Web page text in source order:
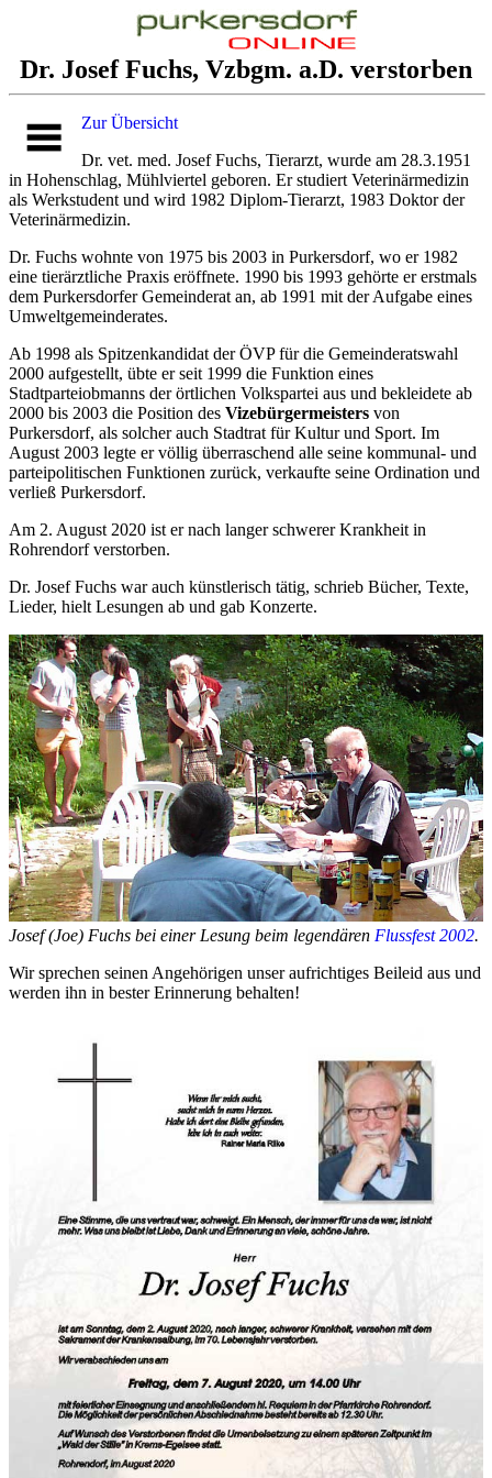
Dr. Josef Fuchs, Vzbgm. a.D. verstorben
Zur Übersicht
Dr. vet. med. Josef Fuchs, Tierarzt, wurde am 28.3.1951
in Hohenschlag, Mühlviertel geboren. Er studiert Veterinärmedizin
als Werkstudent und wird 1982 Diplom-Tierarzt, 1983 Doktor der
Veterinärmedizin.
Dr. Fuchs wohnte von 1975 bis 2003 in Purkersdorf, wo er 1982
eine tierärztliche Praxis eröffnete. 1990 bis 1993 gehörte er erstmals
dem Purkersdorfer Gemeinderat an, ab 1991 mit der Aufgabe eines
Umweltgemeinderates.
Ab 1998 als Spitzenkandidat der ÖVP für die Gemeinderatswahl
2000 aufgestellt, übte er seit 1999 die Funktion eines
Stadtparteiobmanns der örtlichen Volkspartei aus und bekleidete ab
2000 bis 2003 die Position des Vizebürgermeisters von
Purkersdorf, als solcher auch Stadtrat für Kultur und Sport. Im
August 2003 legte er völlig überraschend alle seine kommunal- und
parteipolitischen Funktionen zurück, verkaufte seine Ordination und
verließ Purkersdorf.
Am 2. August 2020 ist er nach langer schwerer Krankheit in
Rohrendorf verstorben.
Dr. Josef Fuchs war auch künstlerisch tätig, schrieb Bücher, Texte,
Lieder, hielt Lesungen ab und gab Konzerte.
Josef (Joe) Fuchs bei einer Lesung beim legendären Flussfest 2002.
Wir sprechen seinen Angehörigen unser aufrichtiges Beileid aus und
werden ihn in bester Erinnerung behalten!